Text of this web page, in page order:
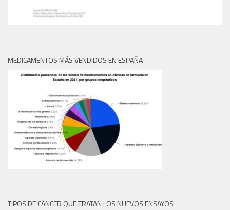
MEDICAMENTOS MÁS VENDIDOS EN ESPAÑA
TIPOS DE CÁNCER QUE TRATAN LOS NUEVOS ENSAYOS